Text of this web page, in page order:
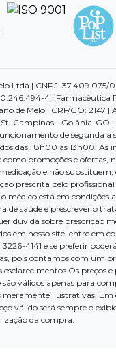
Ltda | CNPJ: 37.409.075/
4 | Farmacêutica
de Melo | CRF/GO: 2147 |
St. Campinas - Goiânia-GO |
de segunda a
das : 8h00 ás 13h00, As
como promoções e ofertas,
e não substituem,
prescrita pelo profissional
médico está em condições
de saúde e prescrever o
dúvida sobre prescrição
em nosso site, entre em
3226-4141 e se preferir
pois contamos com um
esclarecimentos.Os preços
válidos apenas para
ilustrativas. Em
válido será sempre o
da compra.